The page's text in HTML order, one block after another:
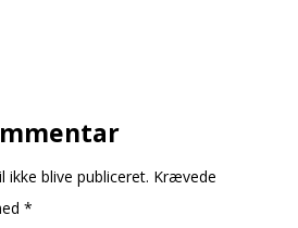
ikke blive publiceret. Krævede
*